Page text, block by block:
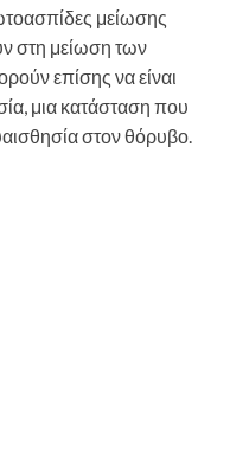
μείωσης
στη μείωση των
επίσης να είναι
μια κατάσταση που
στον θόρυβο.